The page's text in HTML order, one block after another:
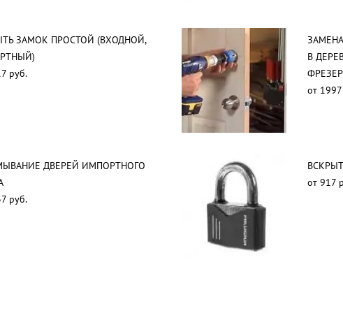
ЗАМОК ПРОСТОЙ (ВХОДНОЙ,
руб.
В
от
ДВЕРЕЙ ИМПОРТНОГО
руб.
от 917